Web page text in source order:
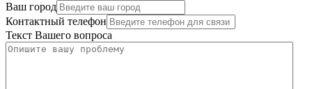
Ваш город
Контактный телефон
Текст Вашего вопроса